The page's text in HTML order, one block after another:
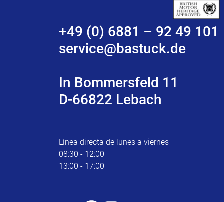
+49 (0) 6881 – 92 49 101
service@bastuck.de
In Bommersfeld 11
D-66822 Lebach
Línea directa de lunes a viernes
08:30 - 12:00
13:00 - 17:00